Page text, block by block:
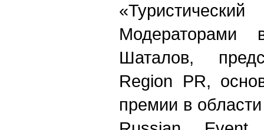
Модераторами
Шаталов,
Region PR,
премии в